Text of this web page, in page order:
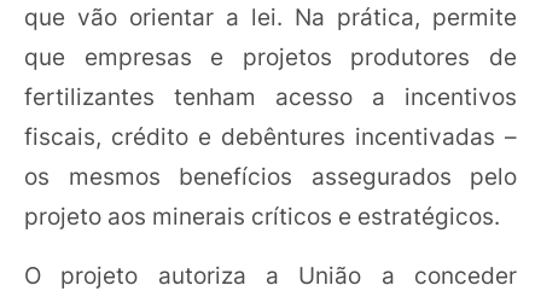
que vão orientar a lei. Na prática, permite
que empresas e projetos produtores de
fertilizantes tenham acesso a incentivos
fiscais, crédito e debêntures incentivadas –
os mesmos benefícios assegurados pelo
projeto aos minerais críticos e estratégicos.
O projeto autoriza a União a conceder